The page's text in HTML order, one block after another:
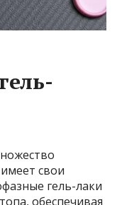
свои
гель-лаки
обеспечивая